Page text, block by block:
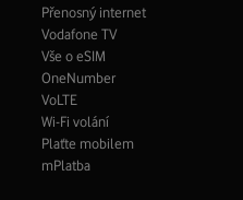
Přenosný internet
Vodafone TV
Vše o eSIM
OneNumber
VoLTE
Wi-Fi volání
Plaťte mobilem
mPlatba